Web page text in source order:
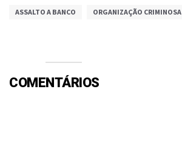
ASSALTO A BANCO ORGANIZAÇÃO CRIMINOSA
COMENTÁRIOS